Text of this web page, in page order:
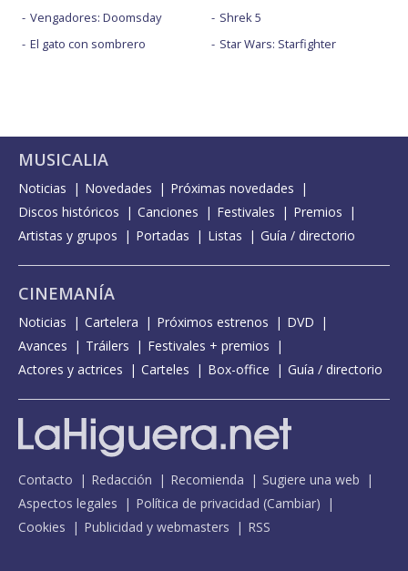
Vengadores: Doomsday
El gato con sombrero
Shrek 5
Star Wars: Starfighter
MUSICALIA
Noticias Novedades
Próximas novedades
Discos históricos
Canciones Festivales
Premios
Artistas y grupos
Portadas Listas Guía / directorio
CINEMANÍA
Noticias Cartelera Próximos estrenos
DVD
Avances
Tráilers
Festivales + premios
Actores y actrices
Carteles Box-office Guía / directorio
Contacto Redacción Recomienda
Sugiere una web
Aspectos legales
Política de privacidad (Cambiar)
Cookies
Publicidad y webmasters RSS